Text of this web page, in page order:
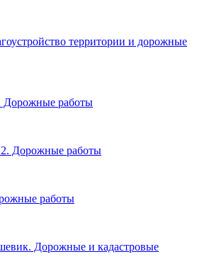
территории и дорожные
Дорожные работы
2. Дорожные работы
работы
Дорожные и кадастровые